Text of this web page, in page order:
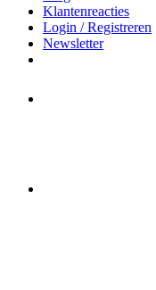
Klantenreacties
Login / Registreren
Newsletter